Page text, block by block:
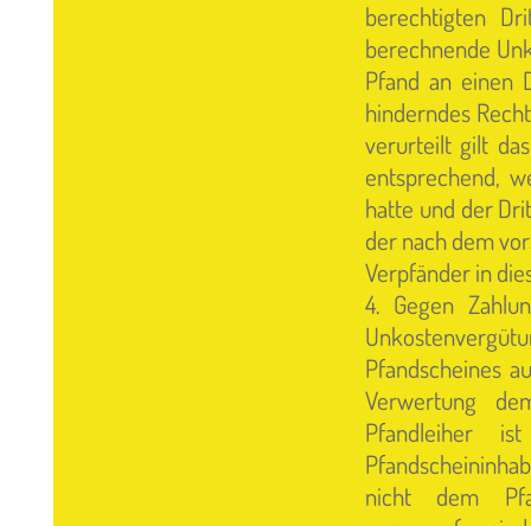
berechtigten
berechnende
Pfand an einen
hinderndes
verurteilt gilt
entsprechend,
hatte und der
der nach dem
Verpfänder in
4. Gegen
Pfandscheines
Verwertung
Pfandleiher
nicht dem